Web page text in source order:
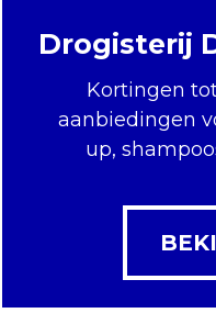
Drogisterij
Kortingen
aanbiedingen
up,